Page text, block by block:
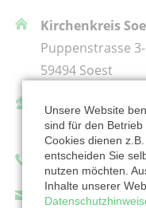
Kirchenkreis
Puppenstrasse
59494 Soest
Julie Riede
Telefon:
Unsere Website
sind für den
Cookies dienen
entscheiden Sie
nutzen möchten.
Inhalte unserer